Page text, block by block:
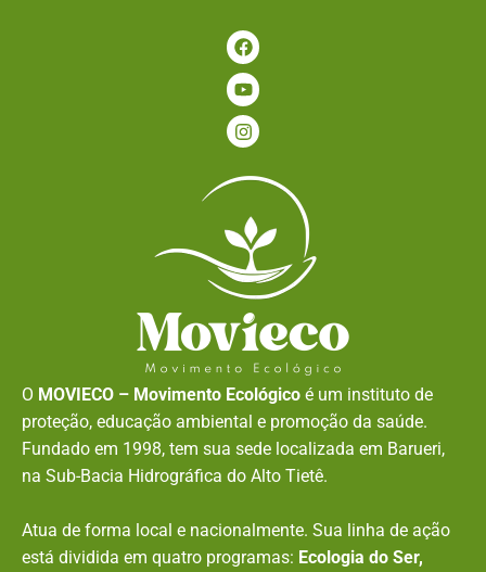
O MOVIECO – Movimento Ecológico é um instituto de
proteção, educação ambiental e promoção da saúde.
Fundado em 1998, tem sua sede localizada em Barueri,
na Sub-Bacia Hidrográfica do Alto Tietê.
Atua de forma local e nacionalmente. Sua linha de ação
está dividida em quatro programas: Ecologia do Ser,